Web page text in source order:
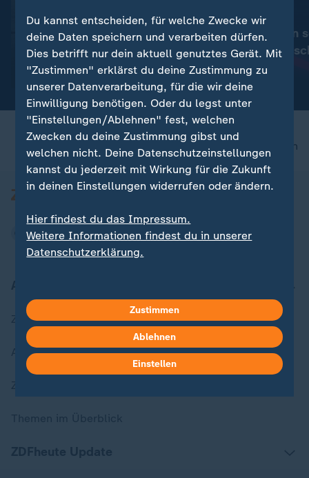
Alle Ausgaben
Nachrichten | Thema:
WISO - Wirtschaft erklärt
Verbraucher | WISO
Darum müssen
Unternehmen
Video10:33
nach oben
Zuletzt veröffentlicht
Aktuelle Sendungs-Videos
Du kannst entscheiden, für welche Zwecke wir
deine Daten speichern und verarbeiten dürfen.
Dies betrifft nur dein aktuell genutztes Gerät. Mit
"Zustimmen" erklärst du deine Zustimmung zu
unserer Datenverarbeitung, für die wir deine
Einwilligung benötigen. Oder du legst unter
"Einstellungen/Ablehnen" fest, welchen
Zwecken du deine Zustimmung gibst und
welchen nicht. Deine Datenschutzeinstellungen
kannst du jederzeit mit Wirkung für die Zukunft
in deinen Einstellungen widerrufen oder ändern.
Hier findest du das Impressum.
Weitere Informationen findest du in unserer
Datenschutzerklärung.
Zustimmen
Ablehnen
Einstellen